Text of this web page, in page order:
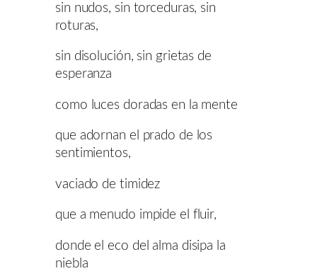
sin nudos, sin torceduras, sin
roturas,
sin disolución, sin grietas de
esperanza
como luces doradas en la mente
que adornan el prado de los
sentimientos,
vaciado de timidez
que a menudo impide el fluir,
donde el eco del alma disipa la
niebla